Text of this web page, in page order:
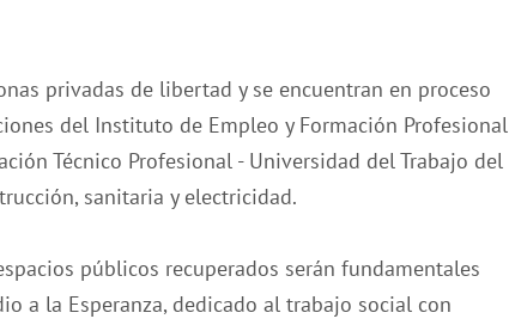
privadas de libertad y se encuentran en proceso
del Instituto de Empleo y Formación Profesional
Técnico Profesional - Universidad del Trabajo del
sanitaria y electricidad.
públicos recuperados serán fundamentales
a la Esperanza, dedicado al trabajo social con